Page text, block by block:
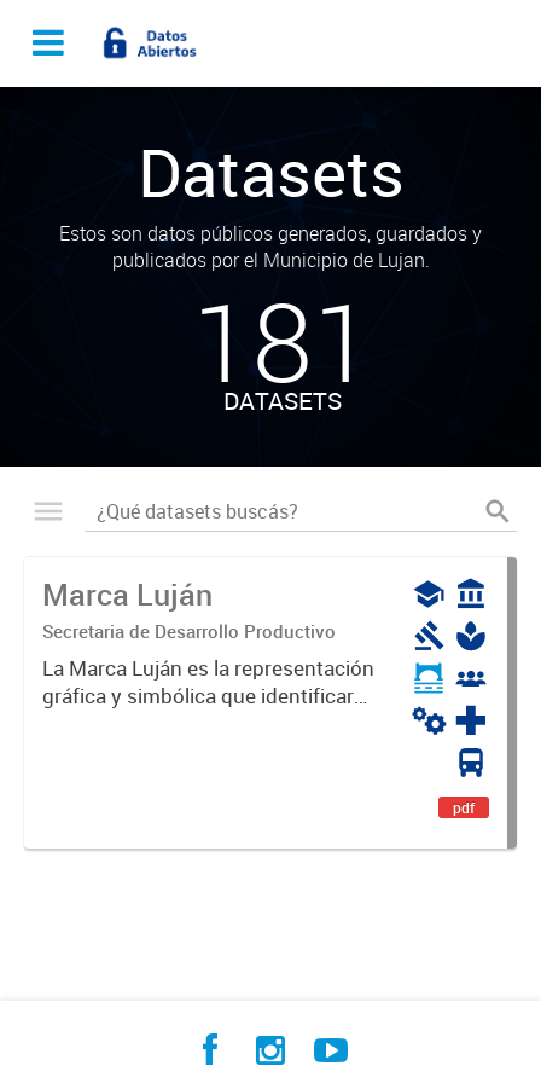
Datasets
Estos son datos públicos generados, guardados y
publicados por el Municipio de Lujan.
181
DATASETS
Marca Luján
Secretaria de Desarrollo Productivo
La Marca Luján es la representación
gráfica y simbólica que identificará
pdf